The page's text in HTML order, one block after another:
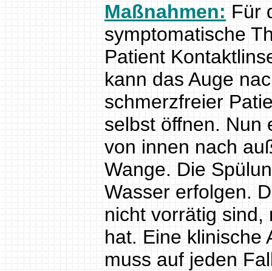
Maßnahmen: Für
symptomatische
Patient
kann das Auge
schmerzfreier
selbst öffnen. Nun
von innen nach
Wange. Die
Wasser erfolgen.
nicht vorrätig
hat. Eine klinische
muss auf jeden